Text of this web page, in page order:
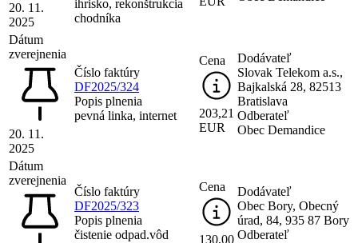
20. 11.
2025
ihrisko, rekonštrukcia
chodníka
Dátum
zverejnenia
20. 11.
2025
Číslo faktúry
DF2025/324
Popis plnenia
pevná linka, internet
Cena
203,21
EUR
Dodávateľ
Slovak Telekom a.s.,
Bajkalská 28, 82513
Bratislava
Odberateľ
Obec Demandice
Dátum
zverejnenia
Číslo faktúry
DF2025/323
Popis plnenia
čistenie odpad.vôd
Cena
130,00
Dodávateľ
Obec Bory, Obecný
úrad, 84, 935 87 Bory
Odberateľ